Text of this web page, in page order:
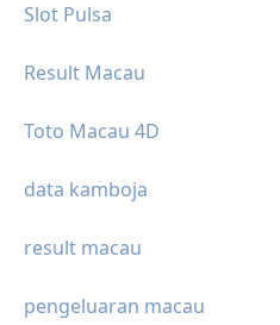
Slot Pulsa
Result Macau
Toto Macau 4D
data kamboja
result macau
pengeluaran macau